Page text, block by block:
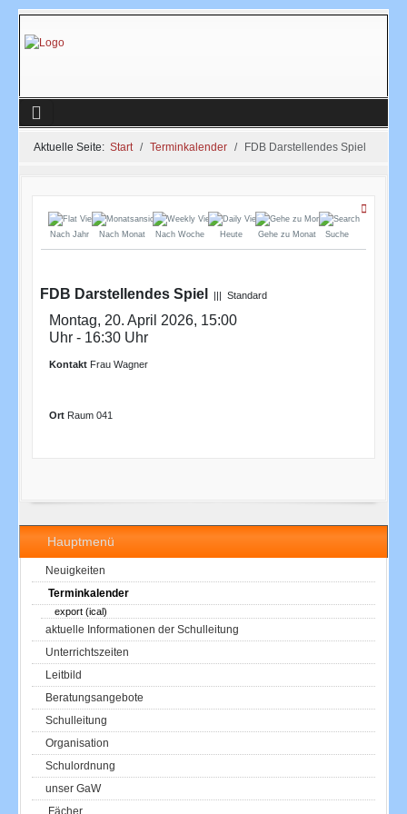
Aktuelle Seite: Start Terminkalender FDB Darstellendes Spiel
Hauptmenü
Neuigkeiten
Terminkalender
export (ical)
aktuelle Informationen der Schulleitung
Unterrichtszeiten
Leitbild
Beratungsangebote
Schulleitung
Organisation
Schulordnung
unser GaW
Fächer
Nach Jahr Nach Monat Nach Woche Heute Gehe zu Monat Suche
FDB Darstellendes Spiel ||| Standard
Montag, 20. April 2026, 15:00
Uhr - 16:30 Uhr
Kontakt Frau Wagner
Ort Raum 041